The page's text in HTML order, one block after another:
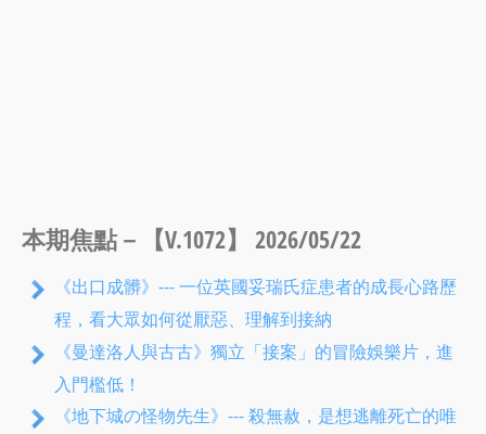
本期焦點－【V.1072】 2026/05/22
《出口成髒》--- 一位英國妥瑞氏症患者的成長心路歷
程，看大眾如何從厭惡、理解到接納
《曼達洛人與古古》獨立「接案」的冒險娛樂片，進
入門檻低！
《地下城の怪物先生》--- 殺無赦，是想逃離死亡的唯